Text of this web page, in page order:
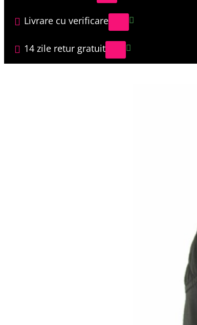
Livrare cu verificare
14 zile retur gratuit